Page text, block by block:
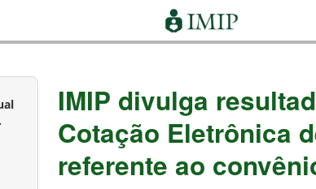
IMIP divulga
Cotação Eletrônica
referente ao